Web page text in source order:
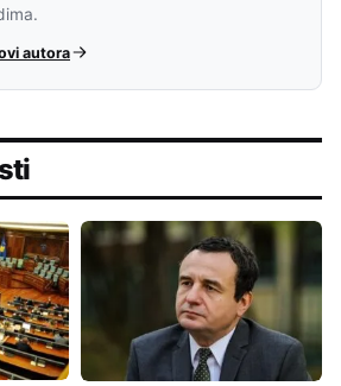
autora